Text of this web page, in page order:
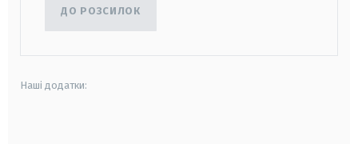
ДО РОЗСИЛОК
Наші додатки: